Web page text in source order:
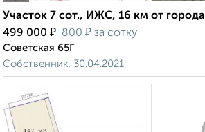
Участок 7 сот., ИЖС, 16 км от города
499 000 ₽ 800 ₽ за сотку
Советская 65Г
Собственник, 30.04.2021